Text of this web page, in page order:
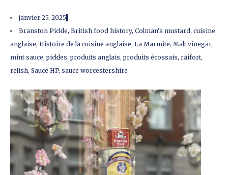
janvier 25, 2025
Branston Pickle, British food history, Colman's mustard, cuisine
anglaise, Histoire de la cuisine anglaise, La Marmite, Malt vinegar,
mint sauce, pickles, produits anglais, produits écossais, raifort,
relish, Sauce HP, sauce worcestershire